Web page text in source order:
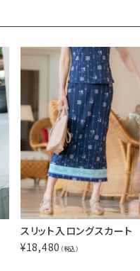
スリット入ロングスカート
¥18,480 （税込）